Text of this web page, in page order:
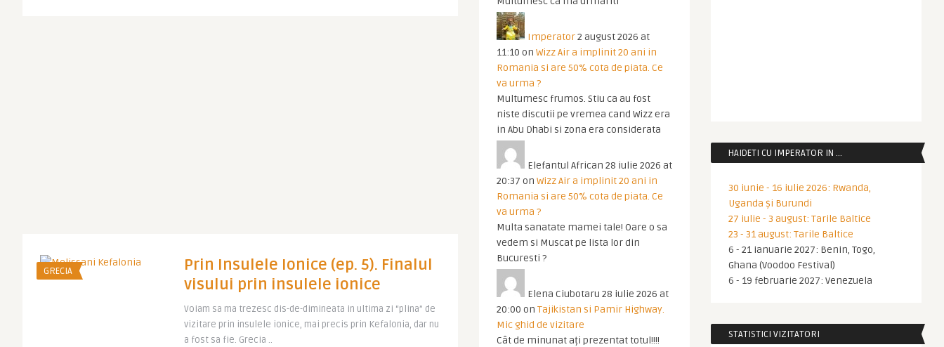
GRECIA
Prin Insulele Ionice (ep. 5). Finalul
visului prin insulele ionice
Voiam sa ma trezesc dis-de-dimineata in ultima zi “plina” de
vizitare prin insulele ionice, mai precis prin Kefalonia, dar nu
a fost sa fie. Grecia ..
Imperator2 august 2026 at
11:10 on Wizz Air a implinit 20 ani in
Romania si are 50% cota de piata. Ce
va urma ?
Multumesc frumos. Stiu ca au fost
niste discutii pe vremea cand Wizz era
in Abu Dhabi si zona era considerata
Elefantul African 28 iulie 2026 at
20:37 on Wizz Air a implinit 20 ani in
Romania si are 50% cota de piata. Ce
va urma ?
Multa sanatate mamei tale! Oare o sa
vedem si Muscat pe lista lor din
Bucuresti ?
Elena Ciubotaru 28 iulie 2026 at
20:00 on Tajikistan si Pamir Highway.
Mic ghid de vizitare
Cât de minunat ați prezentat totul!!!!
HAIDETI CU IMPERATOR IN …
30 iunie - 16 iulie 2026: Rwanda,
Uganda și Burundi
27 iulie - 3 august: Tarile Baltice
23 - 31 august: Tarile Baltice
6 - 21 ianuarie 2027: Benin, Togo,
Ghana (Voodoo Festival)
6 - 19 februarie 2027: Venezuela
STATISTICI VIZITATORI